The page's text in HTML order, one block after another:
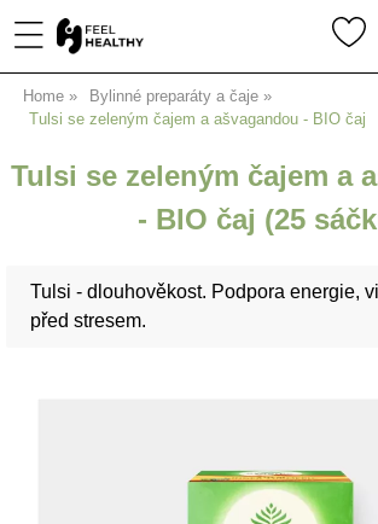
Home
Bylinné preparáty a čaje
Tulsi se zeleným čajem a ašvagandou - BIO čaj
Tulsi se zeleným čajem a
- BIO čaj (25
Tulsi - dlouhověkost. Podpora energie,
před stresem.